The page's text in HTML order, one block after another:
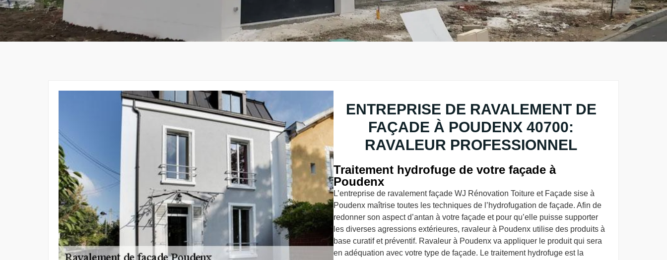
ENTREPRISE DE RAVALEMENT DE
FAÇADE À POUDENX 40700:
RAVALEUR PROFESSIONNEL
Traitement hydrofuge de votre façade à
Poudenx
L’entreprise de ravalement façade WJ Rénovation Toiture et Façade sise à
Poudenx maîtrise toutes les techniques de l’hydrofugation de façade. Afin de
redonner son aspect d’antan à votre façade et pour qu’elle puisse supporter
les diverses agressions extérieures, ravaleur à Poudenx utilise des produits à
base curatif et préventif. Ravaleur à Poudenx va appliquer le produit qui sera
en adéquation avec votre type de façade. Le traitement hydrofuge est la